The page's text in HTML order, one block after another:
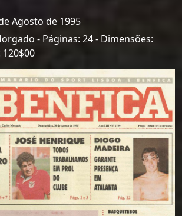
Agosto de 1995
- Páginas: 24 - Dimensões:
120$00